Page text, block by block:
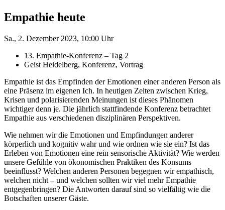
Empathie heute
Sa., 2. Dezember 2023, 10:00 Uhr
13. Empathie-Konferenz – Tag 2
Geist Heidelberg, Konferenz, Vortrag
Empathie ist das Empfinden der Emotionen einer anderen Person als
eine Präsenz im eigenen Ich. In heutigen Zeiten zwischen Krieg,
Krisen und polarisierenden Meinungen ist dieses Phänomen
wichtiger denn je. Die jährlich stattfindende Konferenz betrachtet
Empathie aus verschiedenen disziplinären Perspektiven.
Wie nehmen wir die Emotionen und Empfindungen anderer
körperlich und kognitiv wahr und wie ordnen wie sie ein? Ist das
Erleben von Emotionen eine rein sensorische Aktivität? Wie werden
unsere Gefühle von ökonomischen Praktiken des Konsums
beeinflusst? Welchen anderen Personen begegnen wir empathisch,
welchen nicht – und welchen sollten wir viel mehr Empathie
entgegenbringen? Die Antworten darauf sind so vielfältig wie die
Botschaften unserer Gäste.